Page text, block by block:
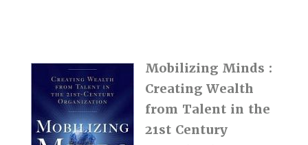
Mobilizing Minds :
Creating Wealth
from Talent in the
21st Century